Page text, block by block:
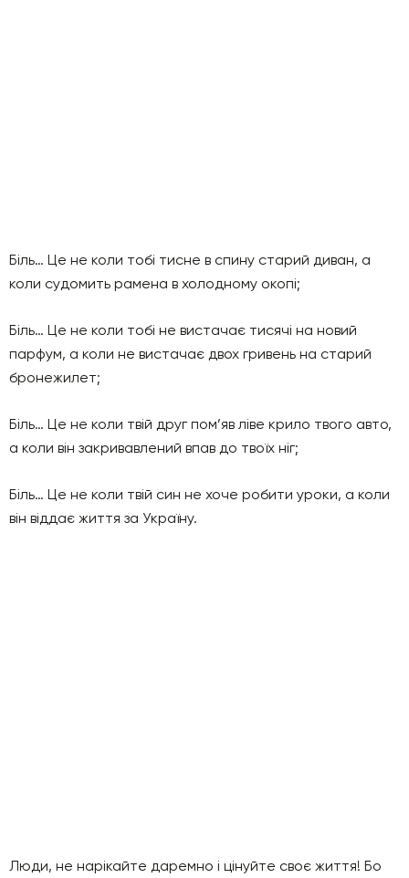
Біль… Це не коли тобі тисне в спину старий диван, а
коли судомить рамена в холодному окопі;
Біль… Це не коли тобі не вистачає тисячі на новий
парфум, а коли не вистачає двох гривень на старий
бронежилет;
Біль… Це не коли твій друг пом’яв ліве крило твого авто,
а коли він закривавлений впав до твоїх ніг;
Біль… Це не коли твій син не хоче робити уроки, а коли
він віддає життя за Україну.
Люди, не нарікайте даремно і цінуйте своє життя! Бо